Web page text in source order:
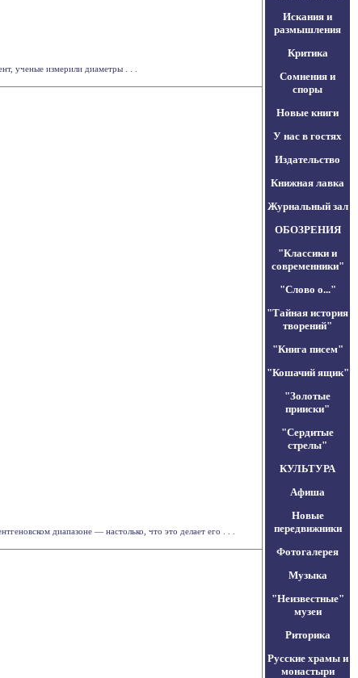
ученые измерили диаметры . . .
диапазоне — настолько, что это делает его . . .
Искания и
размышления
Критика
Сомнения и
споры
Новые книги
У нас в гостях
Издательство
Книжная лавка
Журнальный зал
ОБОЗРЕНИЯ
"Классики и
современники"
"Слово о..."
"Тайная история
творений"
"Книга писем"
"Кошачий ящик"
"Золотые
прииски"
"Сердитые
стрелы"
КУЛЬТУРА
Афиша
Новые
передвижники
Фотогалерея
Музыка
"Неизвестные"
музеи
Риторика
Русские храмы и
монастыри